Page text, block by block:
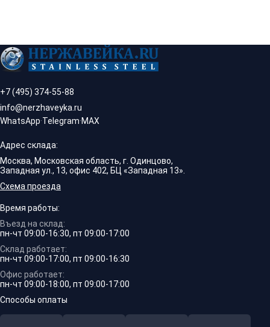
+7 (495) 374-55-88
info@nerzhaveyka.ru
WhatsApp·Telegram·MAX
Адрес склада:
Москва, Московская область, г. Одинцово,
Западная ул., 13, офис 402, БЦ «Западная 13».
Схема проезда
Время работы:
Въезд на склад:
пн-чт 09:00-16:30, пт 09:00-17:00
Склад работает:
пн-чт 09:00-17:00, пт 09:00-16:30
Офис работает:
пн-чт 09:00-18:00, пт 09:00-17:00
Способы оплаты